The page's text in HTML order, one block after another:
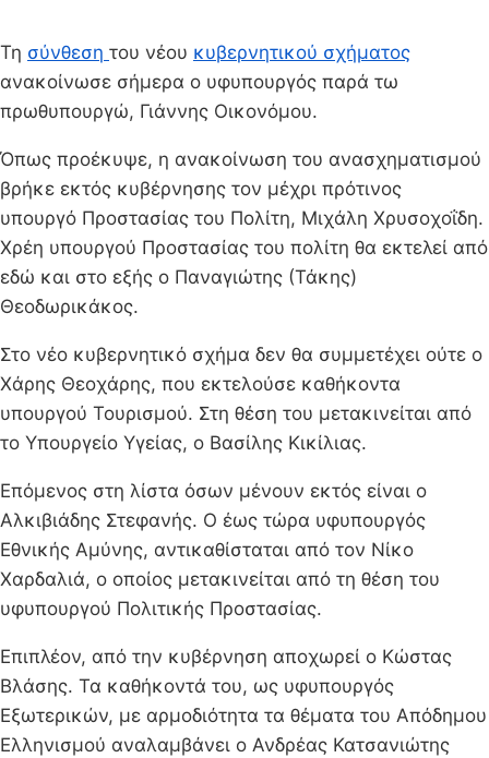
Τη σύνθεση του νέου κυβερνητικού σχήματος
ανακοίνωσε σήμερα ο υφυπουργός παρά τω
πρωθυπουργώ, Γιάννης Οικονόμου.
Όπως προέκυψε, η ανακοίνωση του ανασχηματισμού
βρήκε εκτός κυβέρνησης τον μέχρι πρότινος
υπουργό Προστασίας του Πολίτη, Μιχάλη Χρυσοχοΐδη.
Χρέη υπουργού Προστασίας του πολίτη θα εκτελεί από
εδώ και στο εξής ο Παναγιώτης (Τάκης)
Θεοδωρικάκος.
Στο νέο κυβερνητικό σχήμα δεν θα συμμετέχει ούτε ο
Χάρης Θεοχάρης, που εκτελούσε καθήκοντα
υπουργού Τουρισμού. Στη θέση του μετακινείται από
το Υπουργείο Υγείας, ο Βασίλης Κικίλιας.
Επόμενος στη λίστα όσων μένουν εκτός είναι ο
Αλκιβιάδης Στεφανής. Ο έως τώρα υφυπουργός
Εθνικής Αμύνης, αντικαθίσταται από τον Νίκο
Χαρδαλιά, ο οποίος μετακινείται από τη θέση του
υφυπουργού Πολιτικής Προστασίας.
Επιπλέον, από την κυβέρνηση αποχωρεί ο Κώστας
Βλάσης. Τα καθήκοντά του, ως υφυπουργός
Εξωτερικών, με αρμοδιότητα τα θέματα του Απόδημου
Ελληνισμού αναλαμβάνει ο Ανδρέας Κατσανιώτης